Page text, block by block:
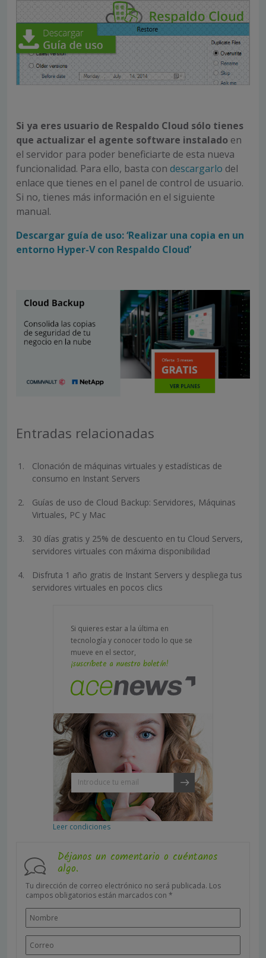
Si ya eres usuario de Respaldo Cloud sólo tienes
que actualizar el agente software instalado en
el servidor para poder beneficiarte de esta nueva
funcionalidad. Para ello, basta con descargarlo del
enlace que tienes en el panel de control de usuario.
Si no, tienes más información en el siguiente
manual.
Descargar guía de uso: ‘Realizar una copia en un
entorno Hyper-V con Respaldo Cloud’
Entradas relacionadas
Clonación de máquinas virtuales y estadísticas de
consumo en Instant Servers
Guías de uso de Cloud Backup: Servidores, Máquinas
Virtuales, PC y Mac
30 días gratis y 25% de descuento en tu Cloud Servers,
servidores virtuales con máxima disponibilidad
Disfruta 1 año gratis de Instant Servers y despliega tus
servidores virtuales en pocos clics
Si quieres estar a la última en
tecnología y conocer todo lo que se
mueve en el sector,
¡suscríbete a nuestro boletín!
Leer condiciones
Déjanos un comentario o cuéntanos
algo.
Tu dirección de correo electrónico no será publicada. Los
campos obligatorios están marcados con *